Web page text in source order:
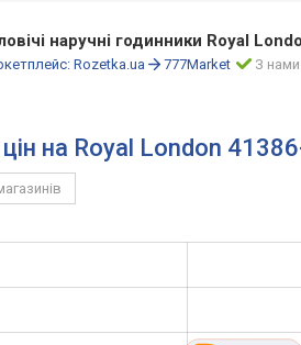
наручні годинники Royal
Rozetka.ua 777Market З нами
на Royal London